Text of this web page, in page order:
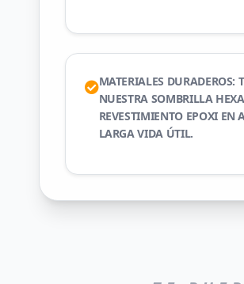
MATERIALES DURADEROS:
NUESTRA SOMBRILLA
REVESTIMIENTO EPOXI
LARGA VIDA ÚTIL.